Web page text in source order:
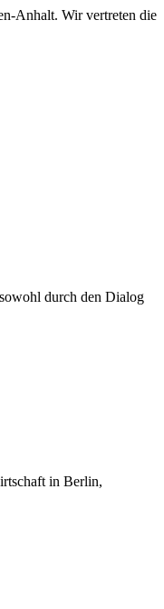
Anhalt. Wir vertreten die
durch den Dialog
in Berlin,